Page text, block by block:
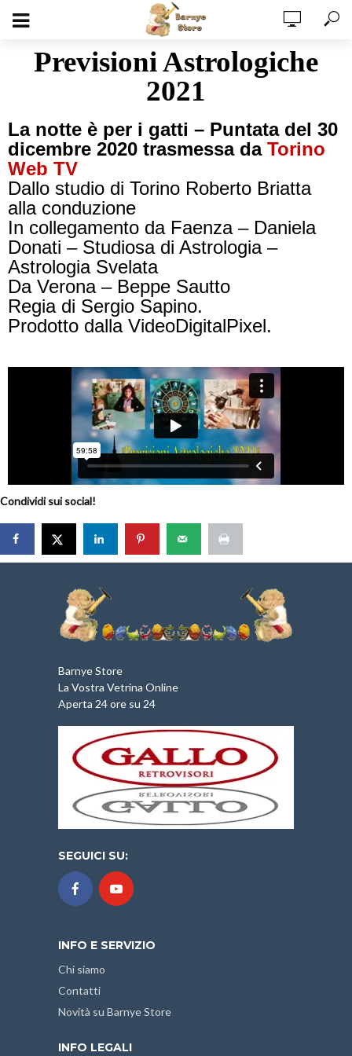
Previsioni Astrologiche
2021
La notte è per i gatti – Puntata del 30
dicembre 2020 trasmessa da Torino
Web TV
Dallo studio di Torino Roberto Briatta
alla conduzione
In collegamento da Faenza – Daniela
Donati – Studiosa di Astrologia –
Astrologia Svelata
Da Verona – Beppe Sautto
Regia di Sergio Sapino.
Prodotto dalla VideoDigitalPixel.
Condividi sui social!
Barnye Store
La Vostra Vetrina Online
Aperta 24 ore su 24
SEGUICI SU:
INFO E SERVIZIO
Chi siamo
Contatti
Novità su Barnye Store
INFO LEGALI